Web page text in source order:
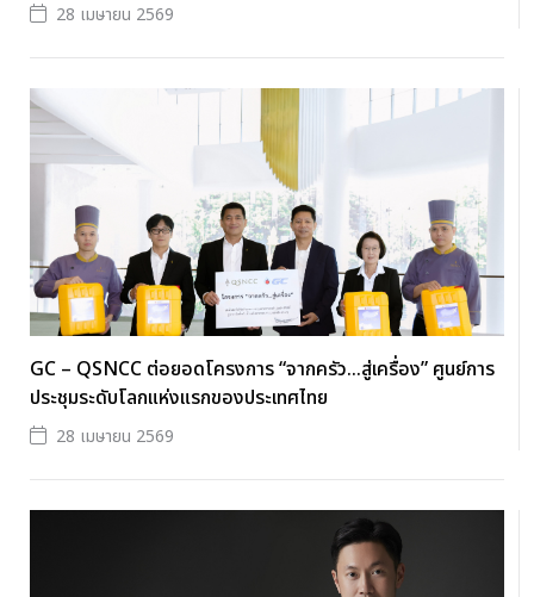
28 เมษายน 2569
GC – QSNCC ต่อยอดโครงการ “จากครัว...สู่เครื่อง” ศูนย์การ
ประชุมระดับโลกแห่งแรกของประเทศไทย
28 เมษายน 2569